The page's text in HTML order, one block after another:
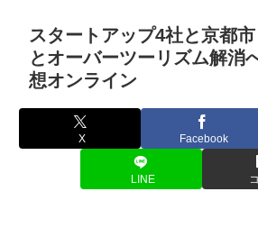
スタートアップ4社と京都
とオーバーツーリズム解消
想オンライン
X Facebook
LINE